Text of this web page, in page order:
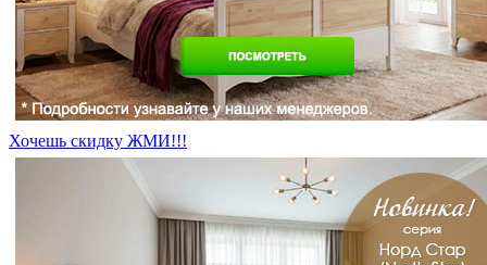
Хочешь скидку ЖМИ!!!